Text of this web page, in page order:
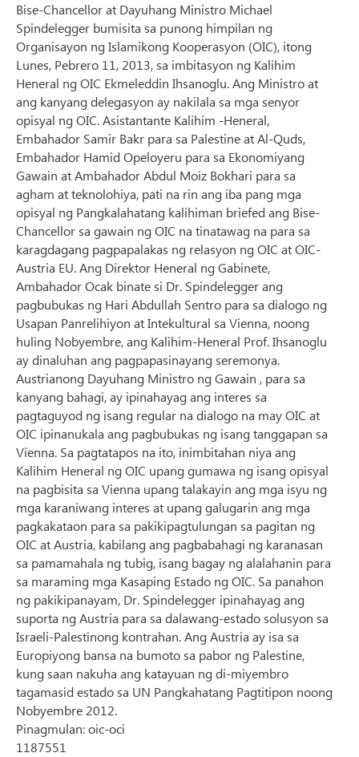
Bise-Chancellor at Dayuhang Ministro Michael
Spindelegger bumisita sa punong himpilan ng
Organisayon ng Islamikong Kooperasyon (OIC), itong
Lunes, Pebrero 11, 2013, sa imbitasyon ng Kalihim
Heneral ng OIC Ekmeleddin Ihsanoglu. Ang Ministro at
ang kanyang delegasyon ay nakilala sa mga senyor
opisyal ng OIC. Asistantante Kalihim -Heneral,
Embahador Samir Bakr para sa Palestine at Al-Quds,
Embahador Hamid Opeloyeru para sa Ekonomiyang
Gawain at Ambahador Abdul Moiz Bokhari para sa
agham at teknolohiya, pati na rin ang iba pang mga
opisyal ng Pangkalahatang kalihiman briefed ang Bise-
Chancellor sa gawain ng OIC na tinatawag na para sa
karagdagang pagpapalakas ng relasyon ng OIC at OIC-
Austria EU. Ang Direktor Heneral ng Gabinete,
Ambahador Ocak binate si Dr. Spindelegger ang
pagbubukas ng Hari Abdullah Sentro para sa dialogo ng
Usapan Panrelihiyon at Intekultural sa Vienna, noong
huling Nobyembre, ang Kalihim-Heneral Prof. Ihsanoglu
ay dinaluhan ang pagpapasinayang seremonya.
Austrianong Dayuhang Ministro ng Gawain , para sa
kanyang bahagi, ay ipinahayag ang interes sa
pagtaguyod ng isang regular na dialogo na may OIC at
OIC ipinanukala ang pagbubukas ng isang tanggapan sa
Vienna. Sa pagtatapos na ito, inimbitahan niya ang
Kalihim Heneral ng OIC upang gumawa ng isang opisyal
na pagbisita sa Vienna upang talakayin ang mga isyu ng
mga karaniwang interes at upang galugarin ang mga
pagkakataon para sa pakikipagtulungan sa pagitan ng
OIC at Austria, kabilang ang pagbabahagi ng karanasan
sa pamamahala ng tubig, isang bagay ng alalahanin para
sa maraming mga Kasaping Estado ng OIC. Sa panahon
ng pakikipanayam, Dr. Spindelegger ipinahayag ang
suporta ng Austria para sa dalawang-estado solusyon sa
Israeli-Palestinong kontrahan. Ang Austria ay isa sa
Europiyong bansa na bumoto sa pabor ng Palestine,
kung saan nakuha ang katayuan ng di-miyembro
tagamasid estado sa UN Pangkahatang Pagtitipon noong
Nobyembre 2012.
Pinagmulan: oic-oci
1187551